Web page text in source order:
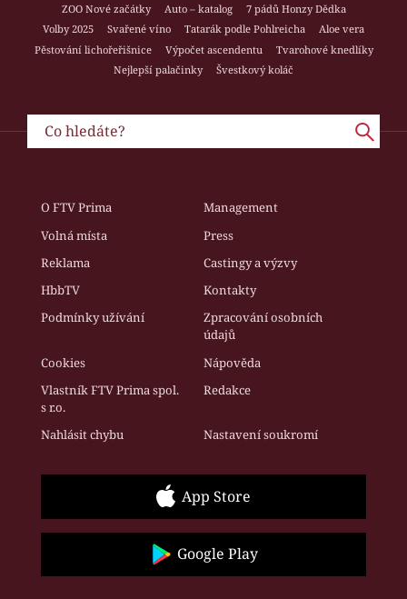
ZOO Nové začátky
Auto – katalog
7 pádů Honzy Dědka
Volby 2025
Svařené víno Tatarák podle Pohlreicha
Aloe vera
Pěstování lichořeřišnice
Výpočet ascendentu
Tvarohové knedlíky
Nejlepší palačinky
Švestkový koláč
O FTV Prima
Management
Volná místa
Press
Reklama
Castingy a výzvy
HbbTV
Kontakty
Podmínky užívání
Zpracování osobních
údajů
Cookies
Nápověda
Vlastník FTV Prima spol.
s r.o.
Redakce
Nahlásit chybu Nastavení soukromí
App Store
Google Play